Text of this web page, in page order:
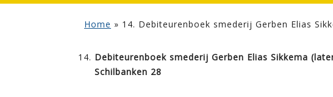
Home » 14. Debiteurenboek smederij Gerben Elias
Debiteurenboek smederij Gerben Elias Sikkema
Schilbanken 28